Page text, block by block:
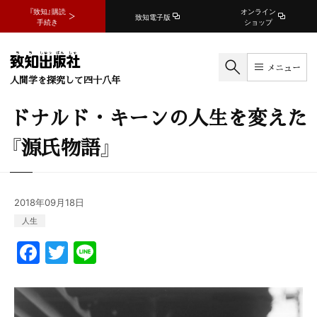
『致知』購読
手続き
致知電子版
オンライン
ショップ
人間学を探究して四十八年
メニュー
ドナルド・キーンの人生を変えた
『源氏物語』
2018年09月18日
人生
F
a
c
T
w
itte